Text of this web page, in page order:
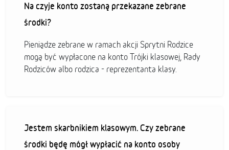
Na czyje konto zostaną przekazane zebrane
środki?
Pieniądze zebrane w ramach akcji Sprytni Rodzice
mogą być wypłacone na konto Trójki klasowej, Rady
Rodziców albo rodzica - reprezentanta klasy.
Jestem skarbnikiem klasowym. Czy zebrane
środki będę mógł wypłacić na konto osoby